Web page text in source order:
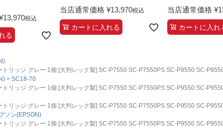
13,970税込
る
当店通常価格 ¥13,970税込
カートに入れる
当店通常価格 ¥
カートに入れ
トリッジ グレー 1個 [大判レック製] SC-P7550 SC-P7550PS SC-P9550 SC-
SC18-70
トリッジ グレー 1個 [大判レック製] SC-P7550 SC-P7550PS SC-P9550 SC-
トリッジ グレー 1個 [大判レック製] SC-P7550 SC-P7550PS SC-P9550 SC-
ソン(EPSON)
トリッジ グレー 1個 [大判レック製] SC-P7550 SC-P7550PS SC-P9550 SC-